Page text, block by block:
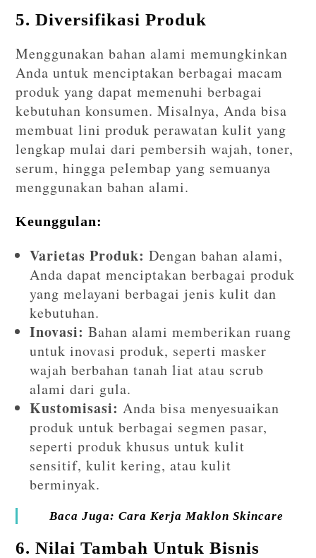
5. Diversifikasi Produk
Menggunakan bahan alami memungkinkan
Anda untuk menciptakan berbagai macam
produk yang dapat memenuhi berbagai
kebutuhan konsumen. Misalnya, Anda bisa
membuat lini produk perawatan kulit yang
lengkap mulai dari pembersih wajah, toner,
serum, hingga pelembap yang semuanya
menggunakan bahan alami.
Keunggulan:
Varietas Produk: Dengan bahan alami,
Anda dapat menciptakan berbagai produk
yang melayani berbagai jenis kulit dan
kebutuhan.
Inovasi: Bahan alami memberikan ruang
untuk inovasi produk, seperti masker
wajah berbahan tanah liat atau scrub
alami dari gula.
Kustomisasi: Anda bisa menyesuaikan
produk untuk berbagai segmen pasar,
seperti produk khusus untuk kulit
sensitif, kulit kering, atau kulit
berminyak.
Baca Juga: Cara Kerja Maklon Skincare
6. Nilai Tambah Untuk Bisnis